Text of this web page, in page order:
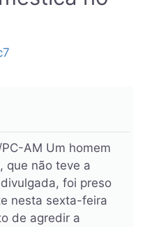
AM Um homem
que não teve a
foi preso
nesta sexta-feira
de agredir a